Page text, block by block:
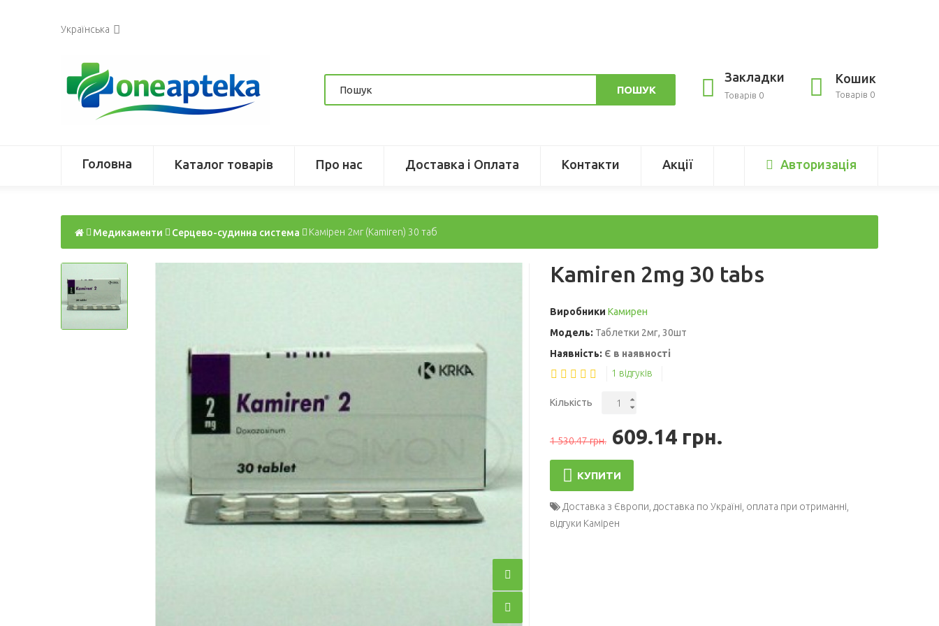
Українська
Кошик
Товарів 0
Закладки
Товарів 0
ПОШУК
Головна Каталог товарів Про нас Доставка і Оплата Контакти Акції Авторизація
Медикаменти Серцево-судинна система Камірен 2мг (Kamiren) 30 таб
Kamiren 2mg 30 tabs
Виробники Камирен
Модель: Таблетки 2мг, 30шт
Наявність: Є в наявності
1 відгуків
Кількість
1 530.47 грн. 609.14 грн.
КУПИТИ
Доставка з Європи, доставка по Україні, оплата при отриманні,
відгуки Камірен